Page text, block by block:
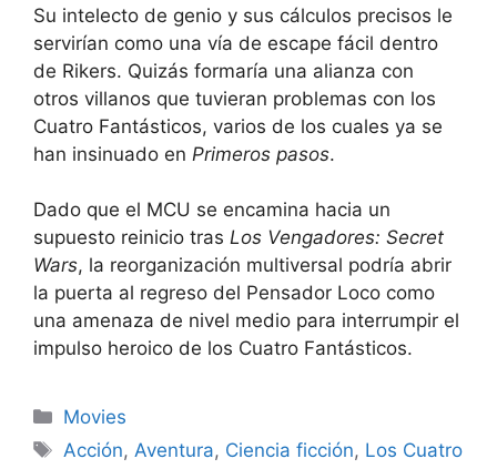
Su intelecto de genio y sus cálculos precisos le
servirían como una vía de escape fácil dentro
de Rikers. Quizás formaría una alianza con
otros villanos que tuvieran problemas con los
Cuatro Fantásticos, varios de los cuales ya se
han insinuado en Primeros pasos.
Dado que el MCU se encamina hacia un
supuesto reinicio tras Los Vengadores: Secret
Wars, la reorganización multiversal podría abrir
la puerta al regreso del Pensador Loco como
una amenaza de nivel medio para interrumpir el
impulso heroico de los Cuatro Fantásticos.
Categories
Movies
Tags
Acción,Aventura, Ciencia ficción, Los Cuatro